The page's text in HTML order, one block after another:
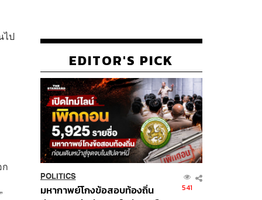
ไป
EDITOR'S PICK
POLITICS
มหากาพย์โกงข้อสอบท้องถิ่น
541